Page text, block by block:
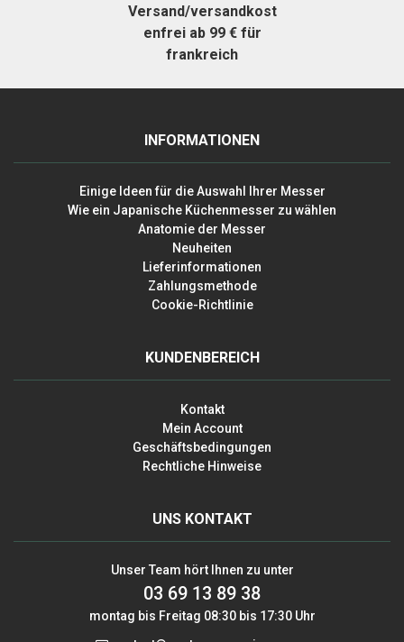
Versand/versandkost
enfrei ab 99 € für
frankreich
INFORMATIONEN
Einige Ideen für die Auswahl Ihrer Messer
Wie ein Japanische Küchenmesser zu wählen
Anatomie der Messer
Neuheiten
Lieferinformationen
Zahlungsmethode
Cookie-Richtlinie
KUNDENBEREICH
Kontakt
Mein Account
Geschäftsbedingungen
Rechtliche Hinweise
UNS KONTAKT
Unser Team hört Ihnen zu unter
03 69 13 89 38
montag bis Freitag 08:30 bis 17:30 Uhr